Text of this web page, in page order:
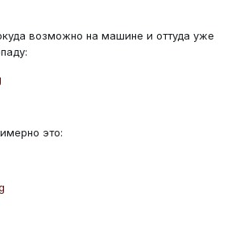
возможно на машине и оттуда уже
это: